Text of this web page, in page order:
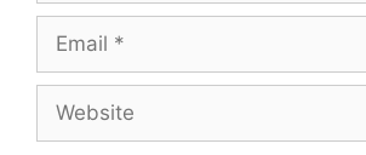
Email
Website